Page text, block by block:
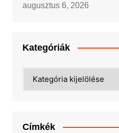
augusztus 6, 2026
Kategóriák
Címkék